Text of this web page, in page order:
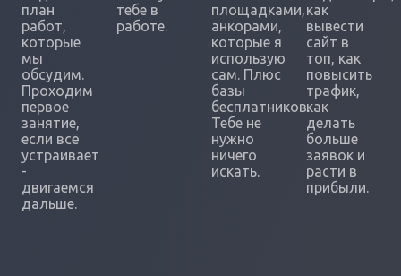
план
работ,
которые
мы
обсудим.
Проходим
первое
занятие,
если всё
устраивает
-
двигаемся
дальше.
тебе в
работе.
площадками,
анкорами,
которые я
использую
сам. Плюс
базы
бесплатников.
Тебе не
нужно
ничего
искать.
как
вывести
сайт в
топ, как
повысить
трафик,
как
делать
больше
заявок и
расти в
прибыли.